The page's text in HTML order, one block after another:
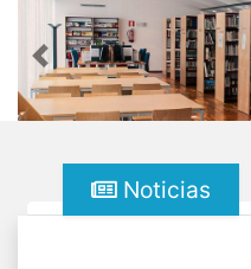
Anterior
Noticias